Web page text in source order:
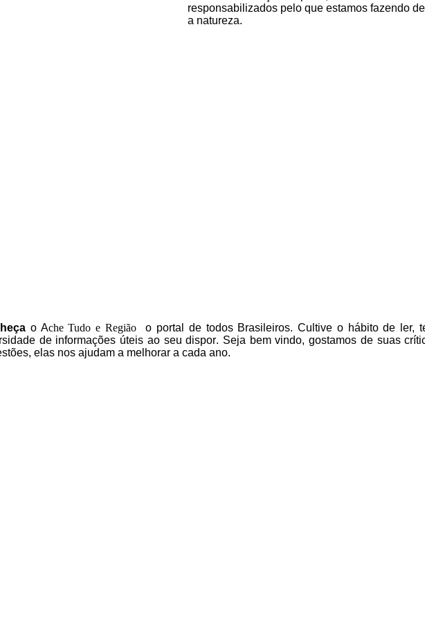
responsabilizados pelo que estamos fazendo
a natureza.
o Ache Tudo e Regiãoo portal de todos Brasileiros. Cultive o hábito de ler,
de informações úteis ao seu dispor. Seja bem vindo, gostamos de suas
elas nos ajudam a melhorar a cada ano.